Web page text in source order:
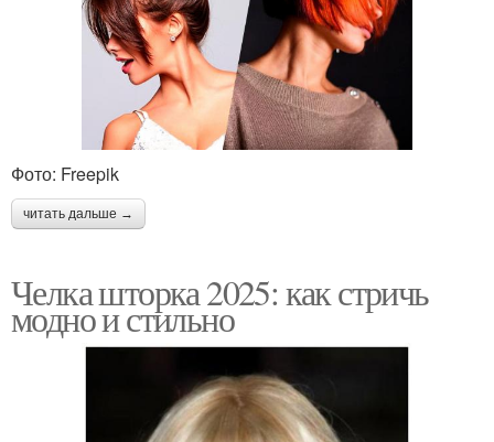
Фото: Freepik
читать дальше →
Челка шторка 2025: как стричь
модно и стильно